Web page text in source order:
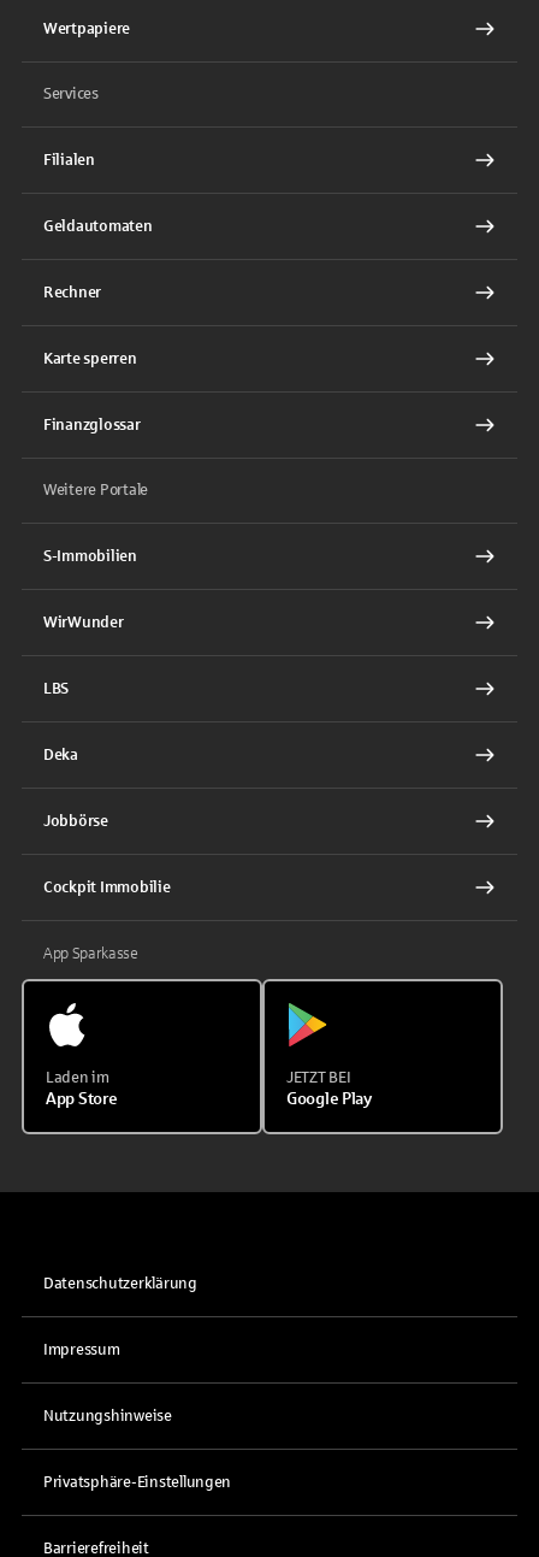
Wertpapiere
Services
Filialen
Geldautomaten
Rechner
Karte sperren
Finanzglossar
Weitere Portale
S-Immobilien
WirWunder
LBS
Deka
Jobbörse
Cockpit Immobilie
App Sparkasse
Laden im
App Store
JETZT BEI
Google Play
Datenschutzerklärung
Impressum
Nutzungshinweise
Privatsphäre-Einstellungen
Barrierefreiheit